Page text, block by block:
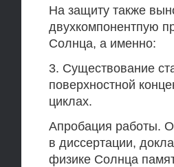
На защиту также
двухкомпонентпую
Солнца, а именно:
3. Существование
поверхностной
циклах.
Апробация работы.
в диссертации,
физике Солнца